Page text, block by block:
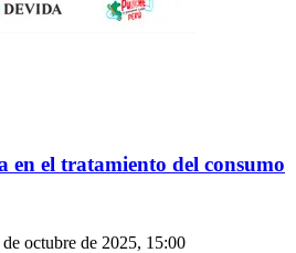
en el tratamiento del consumo
de octubre de 2025, 15:00